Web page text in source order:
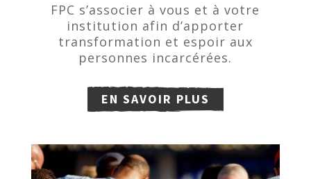
FPC s’associer à vous et à votre
institution afin d’apporter
transformation et espoir aux
personnes incarcérées.
EN SAVOIR PLUS